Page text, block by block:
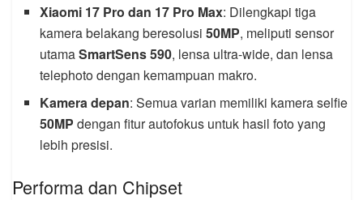
Xiaomi 17 Pro dan 17 Pro Max: Dilengkapi tiga
kamera belakang beresolusi50MP, meliputi sensor
utamaSmartSens 590, lensa ultra-wide, dan lensa
telephoto dengan kemampuan makro.
Kamera depan: Semua varian memiliki kamera selfie
50MP dengan fitur autofokus untuk hasil foto yang
lebih presisi.
Performa dan Chipset